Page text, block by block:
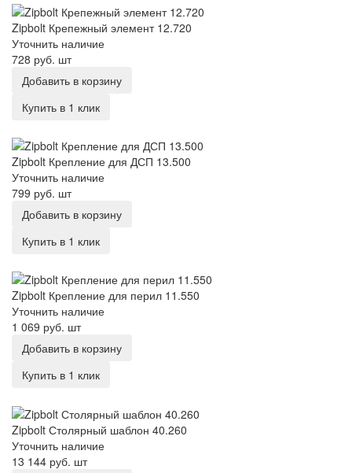
Zipbolt Крепежный элемент 12.720
Уточнить наличие
728 руб. шт
Добавить в корзину
Купить в 1 клик
Zipbolt Крепление для ДСП 13.500
Уточнить наличие
799 руб. шт
Добавить в корзину
Купить в 1 клик
Zipbolt Крепление для перил 11.550
Уточнить наличие
1 069 руб. шт
Добавить в корзину
Купить в 1 клик
Zipbolt Столярный шаблон 40.260
Уточнить наличие
13 144 руб. шт